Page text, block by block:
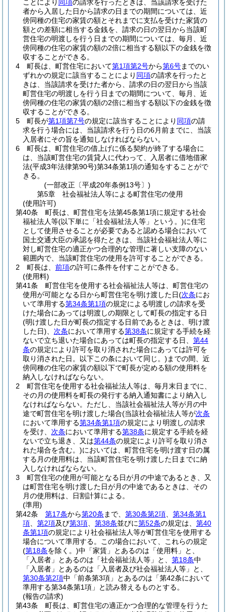
ことにより 同項の請求を行ったときは、当該請求を受けた
者から入居した日から請求の日までの期間については、近
傍同種の住宅の家賃の額とそれまでに支払を受けた家賃の
額との差額に相当する金銭を、請求の日の翌日から当該町
営住宅の明渡しを行う日までの期間については、毎月、近
傍同種の住宅の家賃の額の2倍に相当する額以下の金銭を徴
収することができる。
4
町長は、町営住宅において第1項第2号から第6号までのい
ずれかの規定に該当することにより 同項の請求を行ったと
きは、当該請求を受けた者から、請求の日の翌日から当該
町営住宅の明渡しを行う日までの期間について、毎月、近
傍同種の住宅の家賃の額の2倍に相当する額以下の金銭を徴
収することができる。
5
町長が第1項第7号の規定に該当することにより 同項の請
求を行う場合には、当該請求を行う日の6月前までに、当該
入居者にその旨を通知しなければならない。
6
町長は、町営住宅の借上げに係る契約が終了する場合に
は、当該町営住宅の賃貸人に代わって、入居者に借地借家
法(平成3年法律第90号)第34条第1項の通知をすることがで
きる。
(一部改正〔平成20年条例13号〕)
第5章
社会福祉法人等による町営住宅の使用
(使用許可)
第40条
町長は、町営住宅を法第45条第1項に規定する社会
福祉法人等(以下単に「社会福祉法人等」という。)に住宅
として使用させることが必要であると認める場合において
国土交通大臣の承認を得たときは、当該社会福祉法人等に
対し町営住宅の適正かつ合理的な管理に著しい支障のない
範囲内で、当該町営住宅の使用を許可することができる。
2
町長は、 前項の許可に条件を付すことができる。
(使用料)
第41条
町営住宅を使用する社会福祉法人等は、町営住宅の
使用が可能となる日から町営住宅を明け渡した日(次条にお
いて準用する第34条第1項の規定による明渡しの請求を受
けた場合にあっては明渡しの期限として町長の指定する日
(明け渡した日が町長の指定する日前であるときは、明け渡
した日)
次条において準用する第38条に規定する手続を経
ないで立ち退いた場合にあっては町長の指定する日、 第44
条の規定により許可を取り消された場合にあっては許可を
取り消された日。以下この条において同じ。) までの間、近
傍同種の住宅の家賃の額以下で町長が定める額の使用料を
納入しなければならない。
2
町営住宅を使用する社会福祉法人等は、毎月末日までに、
その月の使用料を町長の発行する納入通知書により納入し
なければならない。 ただし、当該社会福祉法人等が月の中
途で町営住宅を明け渡した場合(当該社会福祉法人等が次条
において準用する第34条第1項の規定により明渡しの請求
を受け、 次条において準用する第38条に規定する手続を経
ないで立ち退き、又は第44条の規定により許可を取り消さ
れた場合を含む。)においては、町営住宅を明け渡す日の属
する月の使用料は、当該町営住宅を明け渡した日までに納
入しなければならない。
3
町営住宅の使用が可能となる日が月の中途であるとき、又
は町営住宅を明け渡した日が月の中途であるときは、その
月の使用料は、日割計算による。
(準用)
第42条
第17条から第20条 まで、 第30条第2項
第34条第1
項
第2項及び第3項 第38条並びに第52条の規定は、 第40
条第1項の規定により社会福祉法人等が町営住宅を使用する
場合について準用する。
この場合において、これらの規定
(第18条を除く。)中「家賃」とあるのは「使用料」と、
「入居者」とあるのは「社会福祉法人等」と、 第18条中
「入居者」とあるのは「入居者及び社会福祉法人等」と、
第30条第2項中「前条第3項」とあるのは「第42条において
準用する第34条第1項」と読み替えるものとする。
(報告の請求)
第43条
町長は、町営住宅の適正かつ合理的な管理を行うた